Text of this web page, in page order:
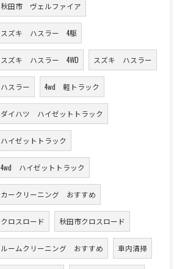
秋田市 ヴェルファイア
スズキ ハスラー 4駆
スズキ ハスラー 4WD スズキ ハスラー
ハスラー 4wd 軽トラック
ダイハツ ハイゼットトラック
ハイゼットトラック
4wd ハイゼットトラック
カークリーニング おすすめ
クロスロード 秋田市クロスロード
ルームクリーニング おすすめ 車内清掃